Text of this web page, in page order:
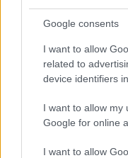
Google consents
I want to allow
related to
device identifiers
I want to allow my
Google for online
I want to allow